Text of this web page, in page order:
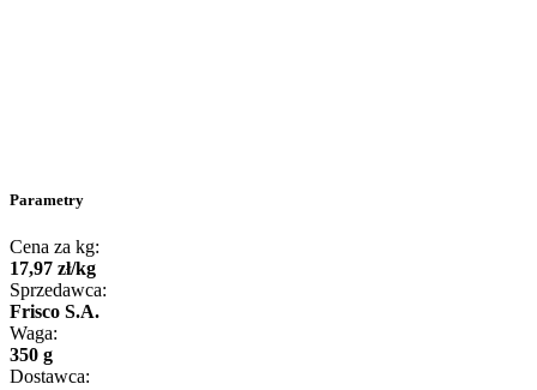
Parametry
Cena za kg:
17,97 zł/kg
Sprzedawca:
Frisco S.A.
Waga:
350 g
Dostawca: